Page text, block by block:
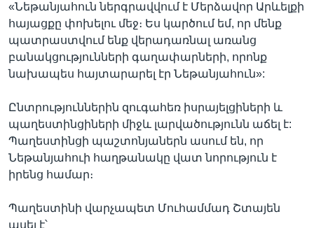
«Նեթանյահուն ներգրավվում է Մերձավոր Արևելքի
հայացքը փոխելու մեջ։ Ես կարծում եմ, որ մենք
պատրաստվում ենք վերադառնալ առանց
բանակցությունների գաղափարների, որոնք
նախապես հայտարարել էր Նեթանյահուն»:
Ընտրություններին զուգահեռ իսրայելցիների և
պաղեստինցիների միջև լարվածությունն աճել է:
Պաղեստինցի պաշտոնյաներն ասում են, որ
Նեթանյահուի հաղթանակը վատ նորություն է
իրենց համար։
Պաղեստինի վարչապետ Մուհամմադ Շտայեն
ասել է՝